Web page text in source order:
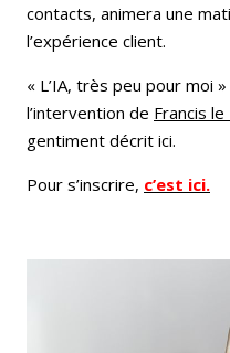
contacts, animera une
l’expérience client.
« L’IA, très peu pour moi
l’intervention de Francis
gentiment décrit ici.
Pour s’inscrire, c’est ici.